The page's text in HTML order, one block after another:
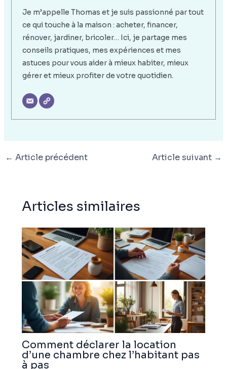
Je m’appelle Thomas et je suis passionné par tout
ce qui touche à la maison : acheter, financer,
rénover, jardiner, bricoler… Ici, je partage mes
conseils pratiques, mes expériences et mes
astuces pour vous aider à mieux habiter, mieux
gérer et mieux profiter de votre quotidien.
← Article précédent Article suivant →
Articles similaires
Comment déclarer la location
d’une chambre chez l’habitant pas
à pas